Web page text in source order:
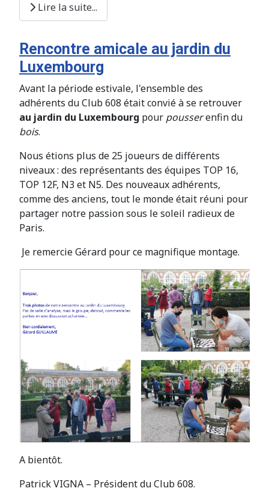
Lire la suite...
Rencontre amicale au jardin du
Luxembourg
Avant la période estivale, l'ensemble des
adhérents du Club 608 était convié à se retrouver
au jardin du Luxembourg pour pousserenfin du
bois.
Nous étions plus de 25 joueurs de différents
niveaux : des représentants des équipes TOP 16,
TOP 12F, N3 et N5. Des nouveaux adhérents,
comme des anciens, tout le monde était réuni pour
partager notre passion sous le soleil radieux de
Paris.
Je remercie Gérard pour ce magnifique montage.
A bientôt.
Patrick VIGNA – Président du Club 608.